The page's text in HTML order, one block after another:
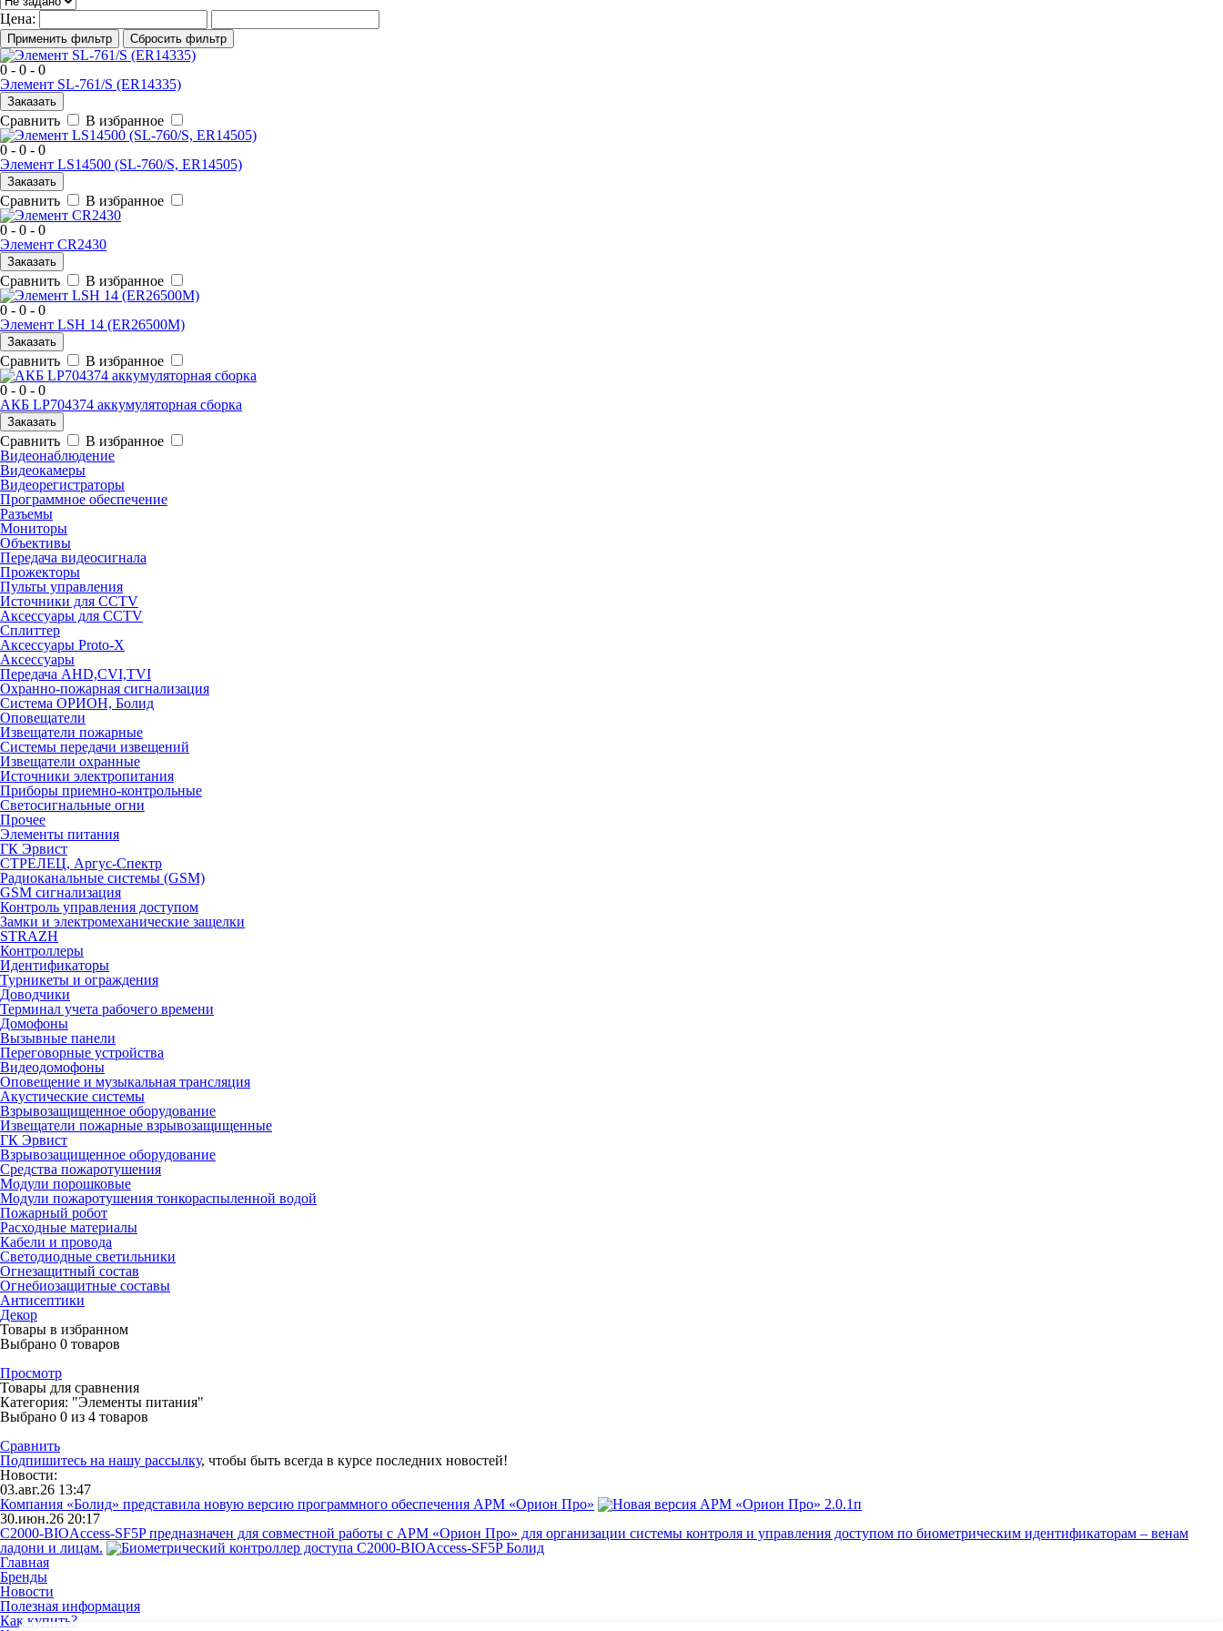
Цена:
Применить фильтр Сбросить фильтр
0 - 0 - 0
Элемент SL-761/S (ER14335)
Заказать
Сравнить
В избранное
0 - 0 - 0
Элемент LS14500 (SL-760/S, ER14505)
Заказать
Сравнить
В избранное
0 - 0 - 0
Элемент CR2430
Заказать
Сравнить
В избранное
0 - 0 - 0
Элемент LSH 14 (ER26500M)
Заказать
Сравнить
В избранное
0 - 0 - 0
АКБ LP704374 аккумуляторная сборка
Заказать
Сравнить
В избранное
Видеонаблюдение
Видеокамеры
Видеорегистраторы
Программное обеспечение
Разъемы
Мониторы
Объективы
Передача видеосигнала
Прожекторы
Пульты управления
Источники для CCTV
Аксессуары для CCTV
Сплиттер
Аксессуары Proto-X
Аксессуары
Передача AHD,CVI,TVI
Охранно-пожарная сигнализация
Система ОРИОН, Болид
Оповещатели
Извещатели пожарные
Системы передачи извещений
Извещатели охранные
Источники электропитания
Приборы приемно-контрольные
Светосигнальные огни
Прочее
Элементы питания
ГК Эрвист
СТРЕЛЕЦ, Аргус-Спектр
Радиоканальные системы (GSM)
GSM сигнализация
Контроль управления доступом
Замки и электромеханические защелки
STRAZH
Контроллеры
Идентификаторы
Турникеты и ограждения
Доводчики
Терминал учета рабочего времени
Домофоны
Вызывные панели
Переговорные устройства
Видеодомофоны
Оповещение и музыкальная трансляция
Акустические системы
Взрывозащищенное оборудование
Извещатели пожарные взрывозащищенные
ГК Эрвист
Взрывозащищенное оборудование
Средства пожаротушения
Модули порошковые
Модули пожаротушения тонкораспыленной водой
Пожарный робот
Расходные материалы
Кабели и провода
Светодиодные светильники
Огнезащитный состав
Огнебиозащитные составы
Антисептики
Декор
Товары в избранном
Выбрано 0 товаров
Просмотр
Товары для сравнения
Категория: "Элементы питания"
Выбрано 0 из 4 товаров
Сравнить
Подпишитесь на нашу рассылку, чтобы быть всегда в курсе последних новостей!
Новости:
03.авг.26 13:47
Компания «Болид» представила новую версию программного обеспечения АРМ «Орион Про»
30.июн.26 20:17
С2000-BIOAccess-SF5P предназначен для совместной работы с АРМ «Орион Про» для организации системы контроля и управления доступом по биометрическим идентификаторам – венам
ладони и лицам.
Главная
Бренды
Новости
Полезная информация
Как купить?